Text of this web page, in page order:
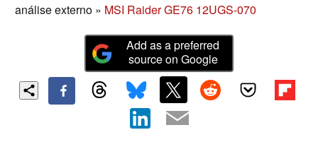
análise externo » MSI Raider GE76 12UGS-070
Add as a preferred
source on Google